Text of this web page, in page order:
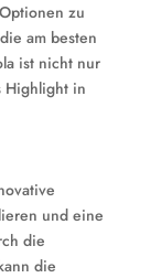
zu
am besten
ist nicht nur
Highlight in
und eine
die
die